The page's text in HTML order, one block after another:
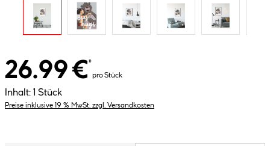
26.99 €*
pro Stück
Inhalt: 1 Stück
Preise inklusive 19 % MwSt. zzgl. Versandkosten